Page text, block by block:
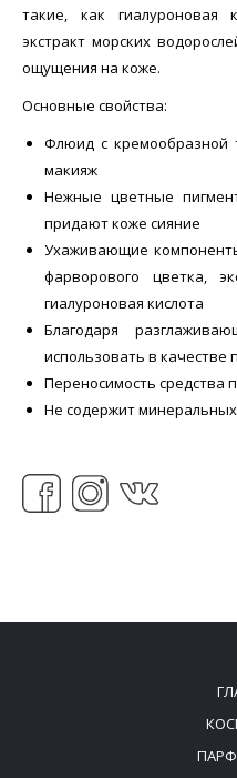
такие, как гиалуроновая
экстракт морских
ощущения на коже.
Основные свойства:
Флюид с кремообразной
макияж
Нежные цветные
придают коже сияние
Ухаживающие компоненты
фарворового цветка,
гиалуроновая кислота
Благодаря
использовать в качестве
Переносимость средства
Не содержит